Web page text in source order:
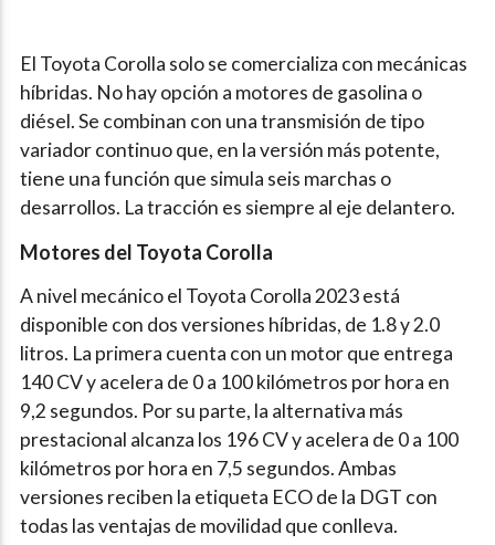
El Toyota Corolla solo se comercializa con mecánicas
híbridas. No hay opción a motores de gasolina o
diésel. Se combinan con una transmisión de tipo
variador continuo que, en la versión más potente,
tiene una función que simula seis marchas o
desarrollos. La tracción es siempre al eje delantero.
Motores del Toyota Corolla
A nivel mecánico el Toyota Corolla 2023 está
disponible con dos versiones híbridas, de 1.8 y 2.0
litros. La primera cuenta con un motor que entrega
140 CV y acelera de 0 a 100 kilómetros por hora en
9,2 segundos. Por su parte, la alternativa más
prestacional alcanza los 196 CV y acelera de 0 a 100
kilómetros por hora en 7,5 segundos. Ambas
versiones reciben la etiqueta ECO de la DGT con
todas las ventajas de movilidad que conlleva.